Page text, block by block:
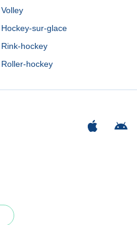
Volley
Hockey-sur-glace
Rink-hockey
Roller-hockey